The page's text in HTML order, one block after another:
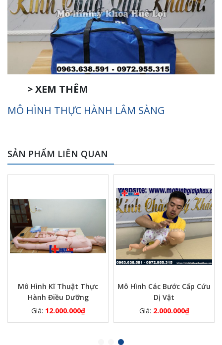
> XEM THÊM
MÔ HÌNH THỰC HÀNH LÂM SÀNG
SẢN PHẨM LIÊN QUAN
Mô Hình Kĩ Thuật Thực
Hành Điều Dưỡng
Giá: 12.000.000₫
Mô Hình Các Bước Cấp Cứu
Dị Vật
Giá: 2.000.000₫